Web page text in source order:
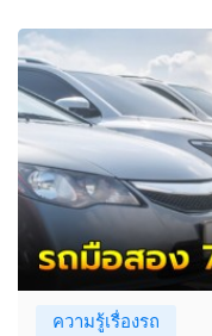
ความรู้เรื่องรถ